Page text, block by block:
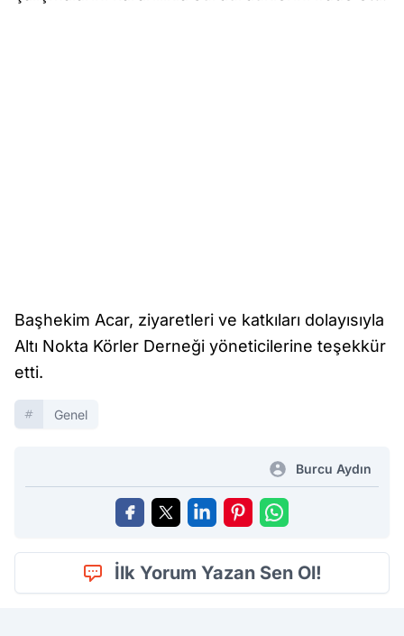
Başhekim Acar, ziyaretleri ve katkıları dolayısıyla
Altı Nokta Körler Derneği yöneticilerine teşekkür
etti.
Genel
Burcu Aydın
İlk Yorum Yazan Sen Ol!